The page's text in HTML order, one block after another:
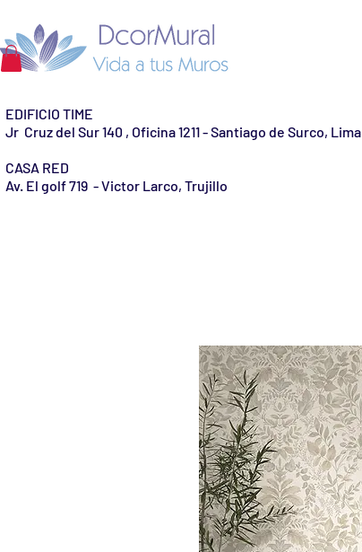
EDIFICIO TIME
Jr Cruz del Sur 140 , Oficina 1211 - Santiago de Surco, Lima
CASA RED
Av. El golf 719 - Victor Larco, Trujillo